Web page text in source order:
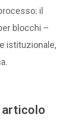
il
blocchi –
istituzionale,
articolo